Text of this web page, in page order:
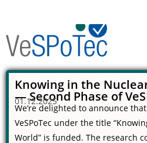
Knowing in the
— Second Phase of
01.12.2025
We’re delighted to announce
VeSPoTec under the title
World” is funded. The research